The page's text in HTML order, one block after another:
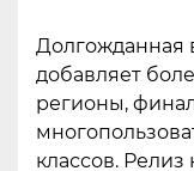
Долгожданная
добавляет
регионы,
классов. Релиз